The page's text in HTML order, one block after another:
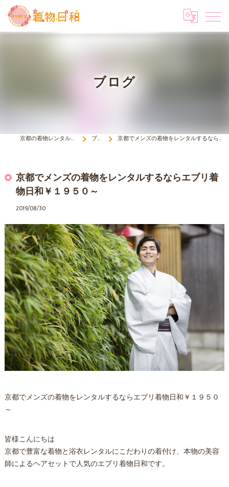
ブログ
京都の着物レンタルはevery 着物日和 ブログ 京都でメンズの着物をレンタルするならエブリ着物日和￥１９５０～
京都でメンズの着物をレンタルするならエブリ着
物日和￥１９５０～
2019/08/30
京都でメンズの着物をレンタルするならエブリ着物日和￥１９５０
～
皆様こんにちは
京都で豊富な着物と浴衣レンタルにこだわりの着付け、本物の美容
師によるヘアセットで人気のエブリ着物日和です。